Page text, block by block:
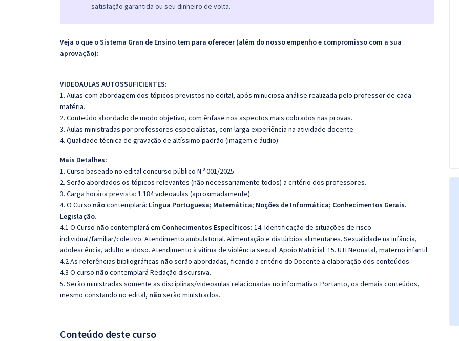
satisfação garantida ou seu dinheiro de volta.
Veja o que o Sistema Gran de Ensino tem para oferecer (além do nosso empenho e compromisso com a sua
aprovação):
VIDEOAULAS AUTOSSUFICIENTES:
1. Aulas com abordagem dos tópicos previstos no edital, após minuciosa análise realizada pelo professor de cada
matéria.
2. Conteúdo abordado de modo objetivo, com ênfase nos aspectos mais cobrados nas provas.
3. Aulas ministradas por professores especialistas, com larga experiência na atividade docente.
4. Qualidade técnica de gravação de altíssimo padrão (imagem e áudio)
Mais Detalhes:
1. Curso baseado no edital concurso público N.º 001/2025.
2. Serão abordados os tópicos relevantes (não necessariamente todos) a critério dos professores.
3. Carga horária prevista: 1.184 videoaulas (aproximadamente).
4. O Curso nãocontemplará: Língua Portuguesa; Matemática; Noções de Informática; Conhecimentos Gerais.
Legislação.
4.1 O Curso nãocontemplará em Conhecimentos Específicos: 14. Identificação de situações de risco
individual/familiar/coletivo. Atendimento ambulatorial. Alimentação e distúrbios alimentares. Sexualidade na infância,
adolescência, adulto e idoso. Atendimento à vítima de violência sexual. Apoio Matricial. 15. UTI Neonatal, materno infantil.
4.2 As referências bibliográficas nãoserão abordadas, ficando a critério do Docente a elaboração dos conteúdos.
4.3 O curso nãocontemplará Redação discursiva.
5. Serão ministradas somente as disciplinas/videoaulas relacionadas no informativo. Portanto, os demais conteúdos,
mesmo constando no edital, nãoserão ministrados.
Conteúdo deste curso